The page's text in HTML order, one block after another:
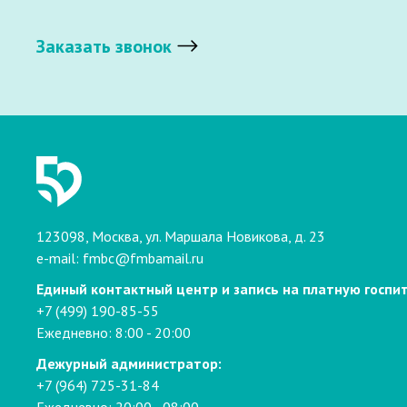
Заказать звонок
123098, Москва, ул. Маршала Новикова, д. 23
e-mail: fmbc@fmbamail.ru
Единый контактный центр и запись на платную
+7 (499) 190-85-55
Ежедневно: 8:00 - 20:00
Дежурный администратор:
+7 (964) 725-31-84